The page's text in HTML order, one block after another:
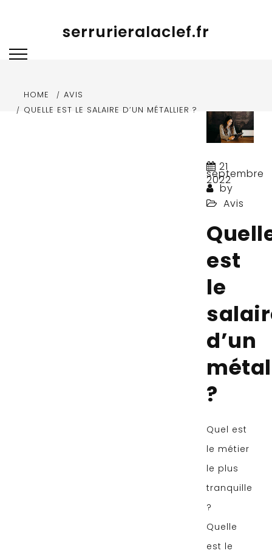
serrurieralaclef.fr
HOME
AVIS
QUELLE EST LE SALAIRE D’UN MÉTALLIER ?
21
septembre
2022
by
Avis
est
le
d’un
?
Quel est
le métier
le plus
tranquille
?
Quelle
est le